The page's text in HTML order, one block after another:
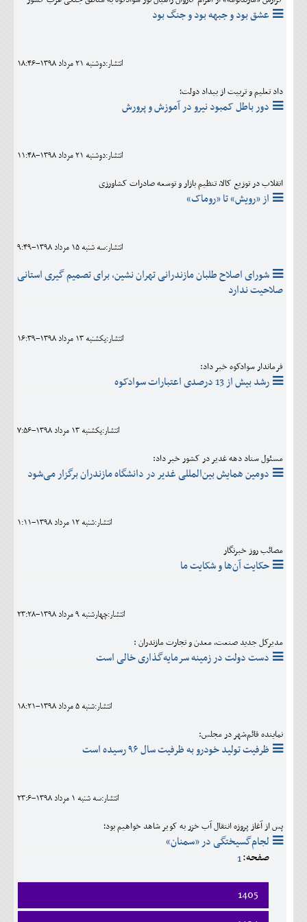
عشق بود و جبهه بود و جنگ بود
انتشار:دوشنبه 21 مرداد 1398-18:46
داد تعلیم و تربیت از بیداد دولت؛
دور باطل کمبود نیرو در آموزش و پرورش
انتشار:دوشنبه 21 مرداد 1398-11:48
انقلاب در توزیع کالا، تنظیم بازار و توسعه صادرات کشاورزی
از «رویش» تا «روماک»
انتشار:سه شنبه 15 مرداد 1398-9:49
شورای اصلاح طلبان مازندرانی تهران نشین، برای تصمیم گیری استانی
صلاحیت ندارد
انتشار:يکشنبه 13 مرداد 1398-16:39
فرماندار سوادکوه خبر داد:
رشد بیش از 13 درصدی اعتبارات سوادکوه
انتشار:يکشنبه 13 مرداد 1398-7:56
مسئول ستاد دهه غدیر در کشور خبر داد:
دومین همایش بین‌المللی غدیر در دانشگاه مازندران برگزار می‌شود
انتشار:شنبه 12 مرداد 1398-1:11
مصائب روز خبرنگار
حکایت آن‌ها و شکایت ما
انتشار:چهارشنبه 9 مرداد 1398-23:28
مدیرکل جدید صنعت، معدن و تجارت مازندران :
دست دولت در زمینه سرمایه‌گذاری خالی است
انتشار:شنبه 5 مرداد 1398-18:21
نماینده قائم‌شهر در مجلس:
ظرفیت تولید خودرو به ظرفیت سال ۹۶ رسیده است
انتشار:سه شنبه 1 مرداد 1398-23:6
پس از آغاز پروزه انتقال آب خزر به کویر شاهد خواهیم بود؛
لجام‌گسیختگی در «سمنان»
صفحه:1
1405